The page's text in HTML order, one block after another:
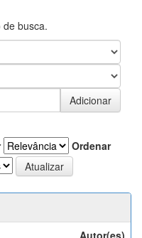
busca.
Ordenar
Autor(es)